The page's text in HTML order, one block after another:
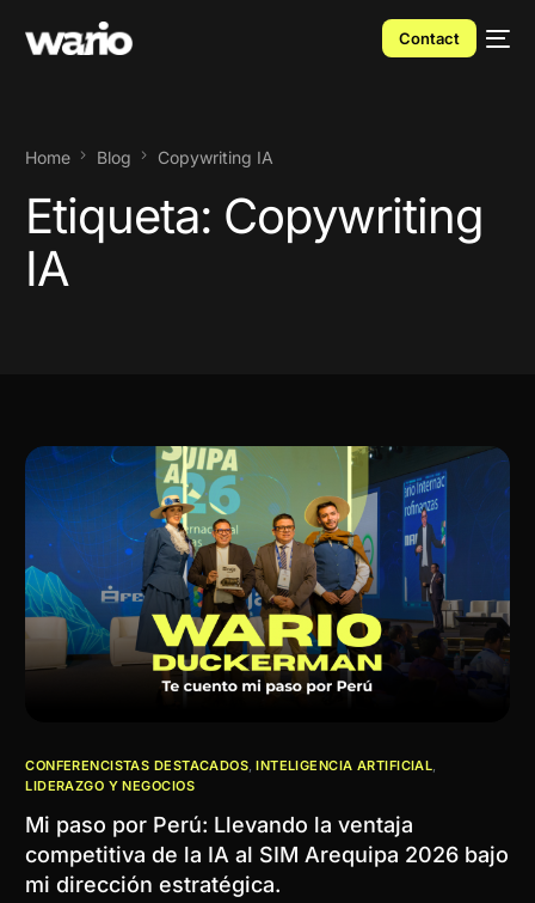
Contact
Home Blog Copywriting IA
Etiqueta: Copywriting
IA
CONFERENCISTAS DESTACADOS,INTELIGENCIA ARTIFICIAL,
LIDERAZGO Y NEGOCIOS
Mi paso por Perú: Llevando la ventaja
competitiva de la IA al SIM Arequipa 2026 bajo
mi dirección estratégica.